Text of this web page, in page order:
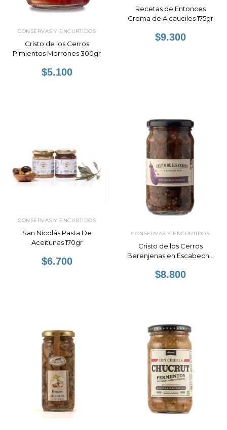
CONSERVAS Y ENCURTIDOS
Cristo de los Cerros
Pimientos Morrones 300gr
$5.100
Recetas de Entonces
Crema de Alcauciles 175gr
$9.300
CONSERVAS Y ENCURTIDOS
San Nicolás Pasta De
Aceitunas 170gr
$6.700
CONSERVAS Y ENCURTIDOS
Cristo de los Cerros
Berenjenas en Escabeche
$8.800